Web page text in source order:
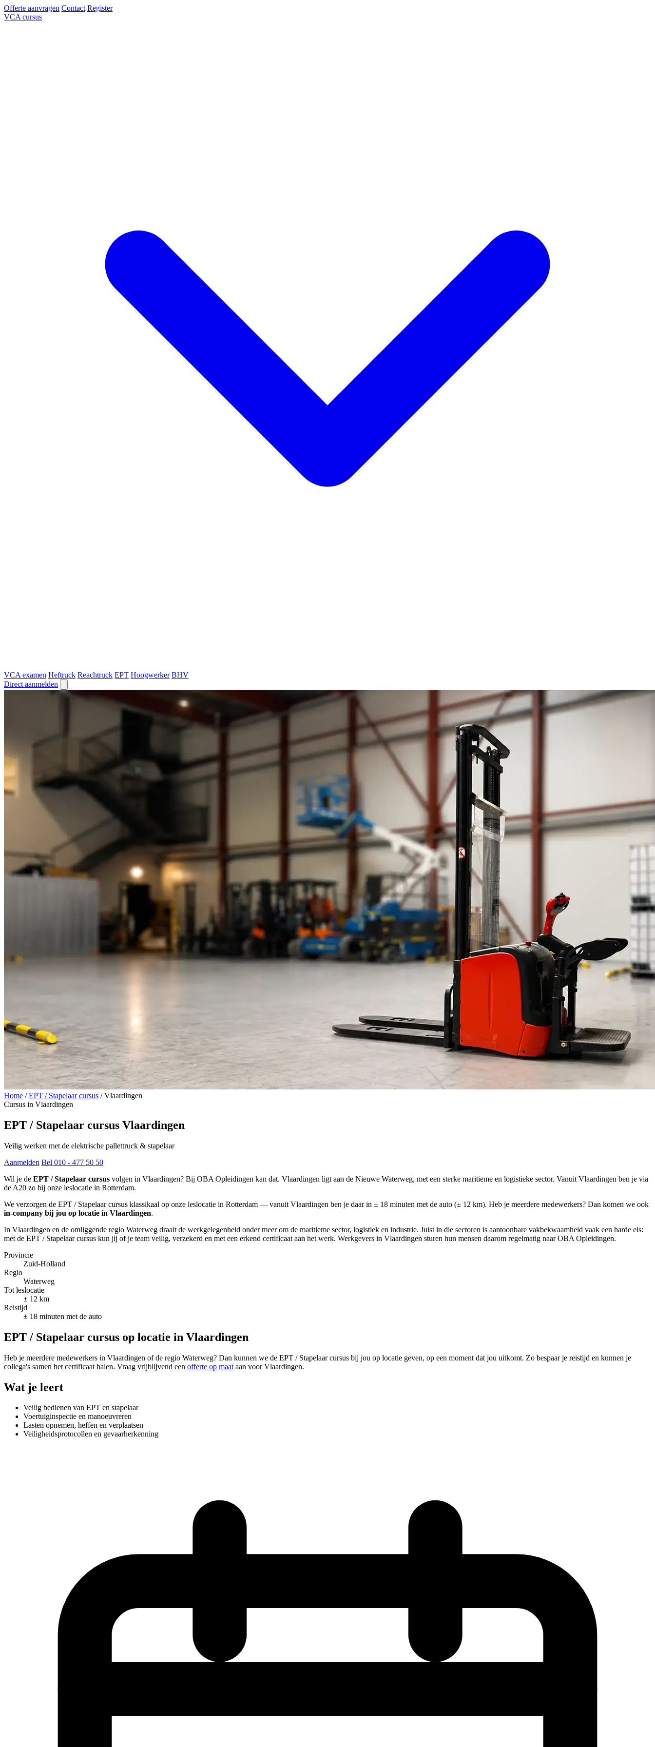
Offerte aanvragen Contact Register
VCA cursus
VCA examen Heftruck Reachtruck EPT Hoogwerker BHV
Direct aanmelden
Home / EPT / Stapelaar cursus / Vlaardingen
Cursus in Vlaardingen
EPT / Stapelaar cursus Vlaardingen
Veilig werken met de elektrische pallettruck & stapelaar
Aanmelden Bel 010 - 477 50 50
Wil je de EPT / Stapelaar cursus volgen in Vlaardingen? Bij OBA Opleidingen kan dat. Vlaardingen ligt aan de Nieuwe Waterweg, met een sterke maritieme en logistieke sector. Vanuit Vlaardingen ben je via
de A20 zo bij onze leslocatie in Rotterdam.
We verzorgen de EPT / Stapelaar cursus klassikaal op onze leslocatie in Rotterdam — vanuit Vlaardingen ben je daar in ± 18 minuten met de auto (± 12 km). Heb je meerdere medewerkers? Dan komen we ook
in-company bij jou op locatie in Vlaardingen.
In Vlaardingen en de omliggende regio Waterweg draait de werkgelegenheid onder meer om de maritieme sector, logistiek en industrie. Juist in die sectoren is aantoonbare vakbekwaamheid vaak een harde eis:
met de EPT / Stapelaar cursus kun jij of je team veilig, verzekerd en met een erkend certificaat aan het werk. Werkgevers in Vlaardingen sturen hun mensen daarom regelmatig naar OBA Opleidingen.
Provincie
Zuid-Holland
Regio
Waterweg
Tot leslocatie
± 12 km
Reistijd
± 18 minuten met de auto
EPT / Stapelaar cursus op locatie in Vlaardingen
Heb je meerdere medewerkers in Vlaardingen of de regio Waterweg? Dan kunnen we de EPT / Stapelaar cursus bij jou op locatie geven, op een moment dat jou uitkomt. Zo bespaar je reistijd en kunnen je
collega's samen het certificaat halen. Vraag vrijblijvend een offerte op maat aan voor Vlaardingen.
Wat je leert
Veilig bedienen van EPT en stapelaar
Voertuiginspectie en manoeuvreren
Lasten opnemen, heffen en verplaatsen
Veiligheidsprotocollen en gevaarherkenning